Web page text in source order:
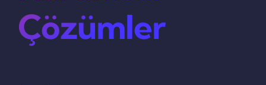
Çözümler